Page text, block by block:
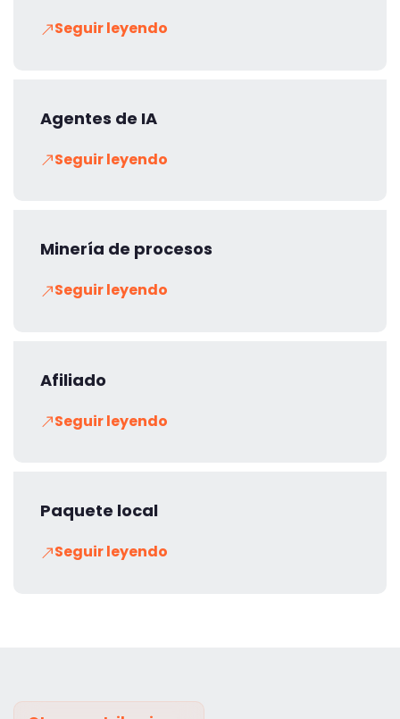
Seguir leyendo
Agentes de IA
Seguir leyendo
Minería de procesos
Seguir leyendo
Afiliado
Seguir leyendo
Paquete local
Seguir leyendo